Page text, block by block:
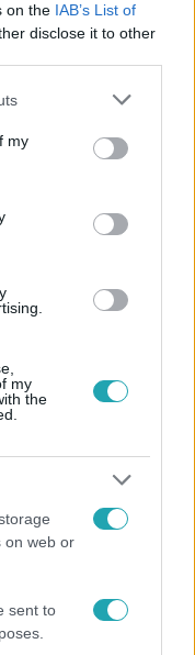
on the IAB’s List of
disclose it to other
one or more Google
You may click to
third-party tags to
in below Google
my
my
the
on web or
sent to
VILLA
INGATLANÁRAK